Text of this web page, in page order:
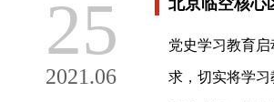
25
2021.06
北京临空核心
党史学习教育
求，切实将学